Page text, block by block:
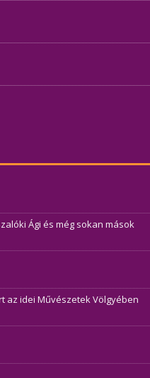
Ági és még sokan mások
az idei Művészetek Völgyében